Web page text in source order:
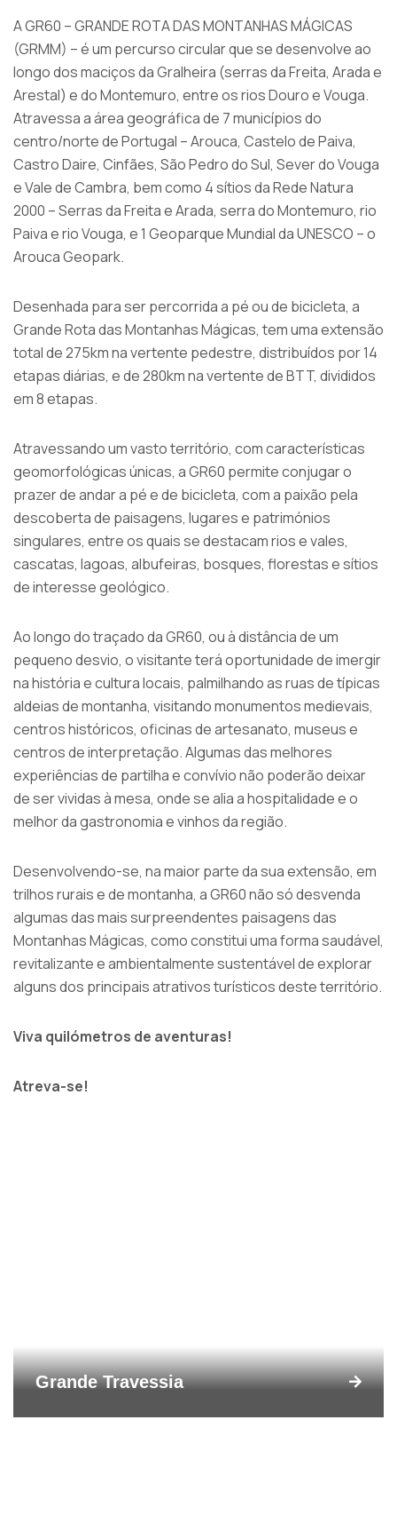
A GR60 – GRANDE ROTA DAS MONTANHAS MÁGICAS
(GRMM) – é um percurso circular que se desenvolve ao
longo dos maciços da Gralheira (serras da Freita, Arada e
Arestal) e do Montemuro, entre os rios Douro e Vouga.
Atravessa a área geográfica de 7 municípios do
centro/norte de Portugal – Arouca, Castelo de Paiva,
Castro Daire, Cinfães, São Pedro do Sul, Sever do Vouga
e Vale de Cambra, bem como 4 sítios da Rede Natura
2000 – Serras da Freita e Arada, serra do Montemuro, rio
Paiva e rio Vouga, e 1 Geoparque Mundial da UNESCO – o
Arouca Geopark.
Desenhada para ser percorrida a pé ou de bicicleta, a
Grande Rota das Montanhas Mágicas, tem uma extensão
total de 275km na vertente pedestre, distribuídos por 14
etapas diárias, e de 280km na vertente de BTT, divididos
em 8 etapas.
Atravessando um vasto território, com características
geomorfológicas únicas, a GR60 permite conjugar o
prazer de andar a pé e de bicicleta, com a paixão pela
descoberta de paisagens, lugares e patrimónios
singulares, entre os quais se destacam rios e vales,
cascatas, lagoas, albufeiras, bosques, florestas e sítios
de interesse geológico.
Ao longo do traçado da GR60, ou à distância de um
pequeno desvio, o visitante terá oportunidade de imergir
na história e cultura locais, palmilhando as ruas de típicas
aldeias de montanha, visitando monumentos medievais,
centros históricos, oficinas de artesanato, museus e
centros de interpretação. Algumas das melhores
experiências de partilha e convívio não poderão deixar
de ser vividas à mesa, onde se alia a hospitalidade e o
melhor da gastronomia e vinhos da região.
Desenvolvendo-se, na maior parte da sua extensão, em
trilhos rurais e de montanha, a GR60 não só desvenda
algumas das mais surpreendentes paisagens das
Montanhas Mágicas, como constitui uma forma saudável,
revitalizante e ambientalmente sustentável de explorar
alguns dos principais atrativos turísticos deste território.
Viva quilómetros de aventuras!
Atreva-se!
Grande Travessia